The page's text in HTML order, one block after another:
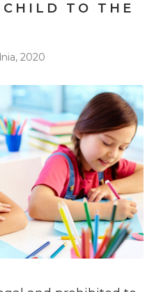
TO THE
2020